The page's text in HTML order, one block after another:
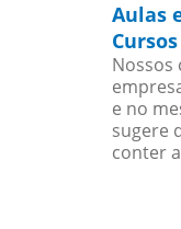
Aulas
Nossos
e no
sugere
conter